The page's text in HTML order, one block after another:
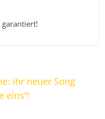
garantiert!
ihr neuer Song
eins“!